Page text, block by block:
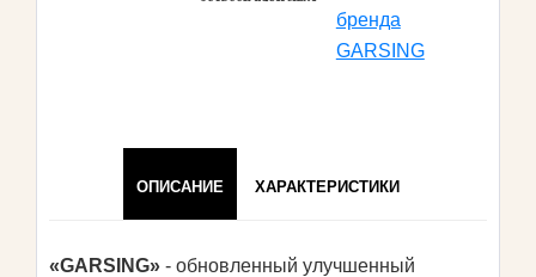
бренда
GARSING
ОПИСАНИЕ ХАРАКТЕРИСТИКИ
«GARSING» - обновленный улучшенный